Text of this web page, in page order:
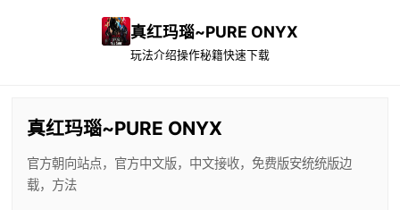
真红玛瑙~PURE ONYX
玩法介绍操作秘籍快速下载
真红玛瑙~PURE ONYX
官方朝向站点，官方中文版，中文接收，免费版安统统版边
载，方法